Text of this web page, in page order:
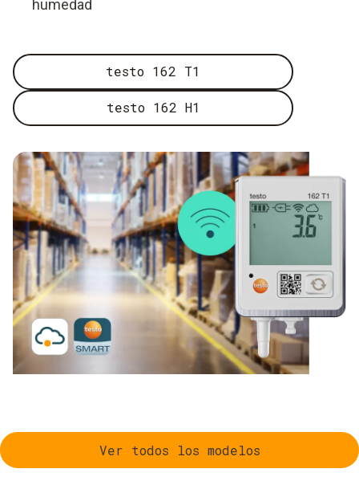
humedad
testo 162 T1
testo 162 H1
Ver todos los modelos